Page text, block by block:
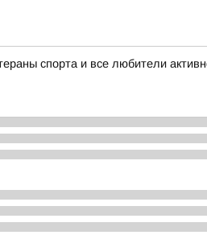
спорта и все любители